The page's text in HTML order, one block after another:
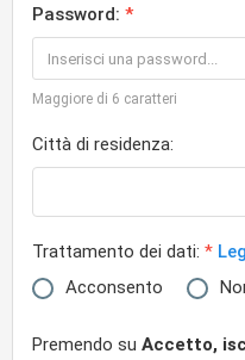
Password:
Maggiore di 6 caratteri
Città di residenza:
Trattamento dei dati:
Acconsento
Premendo su Accetto,